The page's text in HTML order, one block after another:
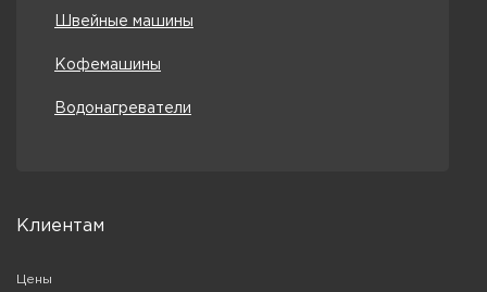
Швейные машины
Кофемашины
Водонагреватели
Клиентам
Цены